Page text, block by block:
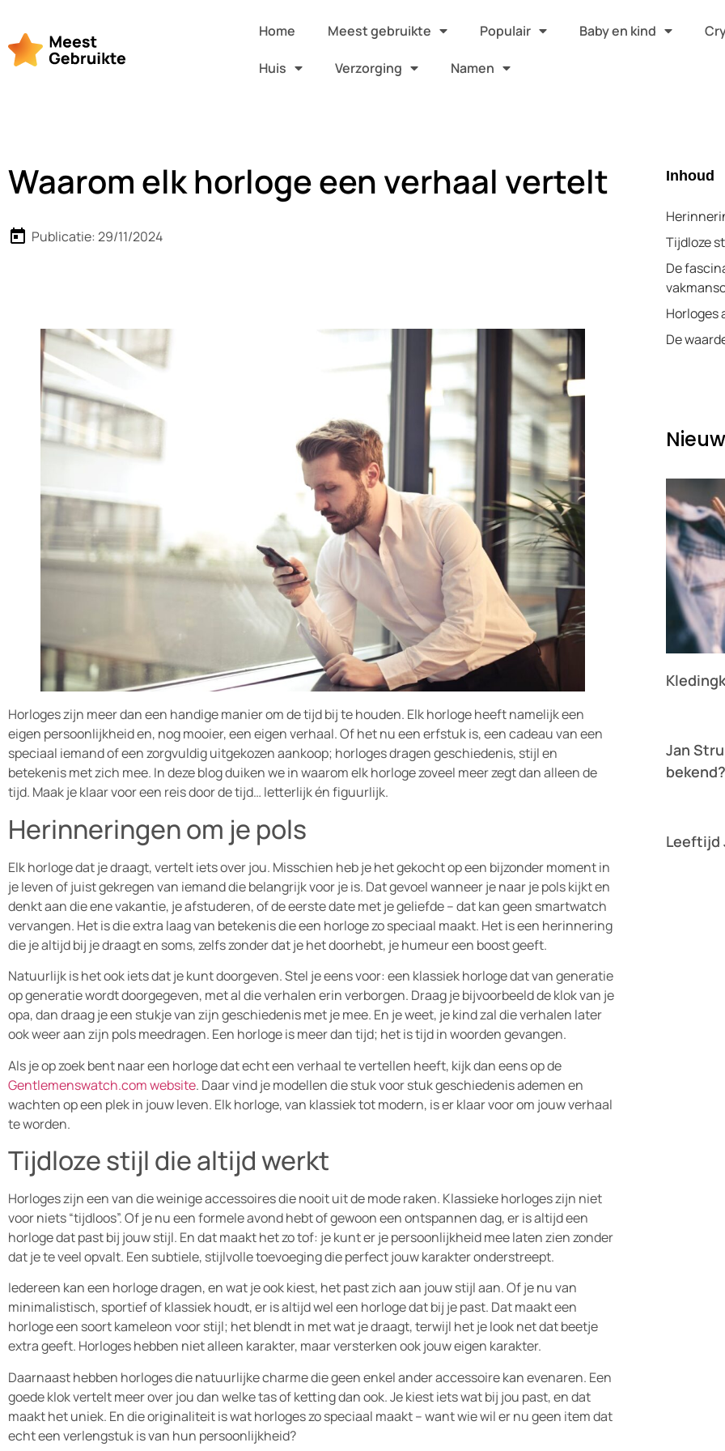
Home Meest gebruikte Populair Baby en kind
Huis Verzorging Namen
Waarom elk horloge een verhaal vertelt
Publicatie: 29/11/2024
Horloges zijn meer dan een handige manier om de tijd bij te houden. Elk horloge heeft namelijk een
eigen persoonlijkheid en, nog mooier, een eigen verhaal. Of het nu een erfstuk is, een cadeau van een
speciaal iemand of een zorgvuldig uitgekozen aankoop; horloges dragen geschiedenis, stijl en
betekenis met zich mee. In deze blog duiken we in waarom elk horloge zoveel meer zegt dan alleen de
tijd. Maak je klaar voor een reis door de tijd… letterlijk én figuurlijk.
Herinneringen om je pols
Elk horloge dat je draagt, vertelt iets over jou. Misschien heb je het gekocht op een bijzonder moment in
je leven of juist gekregen van iemand die belangrijk voor je is. Dat gevoel wanneer je naar je pols kijkt en
denkt aan die ene vakantie, je afstuderen, of de eerste date met je geliefde – dat kan geen smartwatch
vervangen. Het is die extra laag van betekenis die een horloge zo speciaal maakt. Het is een herinnering
die je altijd bij je draagt en soms, zelfs zonder dat je het doorhebt, je humeur een boost geeft.
Natuurlijk is het ook iets dat je kunt doorgeven. Stel je eens voor: een klassiek horloge dat van generatie
op generatie wordt doorgegeven, met al die verhalen erin verborgen. Draag je bijvoorbeeld de klok van je
opa, dan draag je een stukje van zijn geschiedenis met je mee. En je weet, je kind zal die verhalen later
ook weer aan zijn pols meedragen. Een horloge is meer dan tijd; het is tijd in woorden gevangen.
Als je op zoek bent naar een horloge dat echt een verhaal te vertellen heeft, kijk dan eens op de
Gentlemenswatch.com website. Daar vind je modellen die stuk voor stuk geschiedenis ademen en
wachten op een plek in jouw leven. Elk horloge, van klassiek tot modern, is er klaar voor om jouw verhaal
te worden.
Tijdloze stijl die altijd werkt
Horloges zijn een van die weinige accessoires die nooit uit de mode raken. Klassieke horloges zijn niet
voor niets “tijdloos”. Of je nu een formele avond hebt of gewoon een ontspannen dag, er is altijd een
horloge dat past bij jouw stijl. En dat maakt het zo tof: je kunt er je persoonlijkheid mee laten zien zonder
dat je te veel opvalt. Een subtiele, stijlvolle toevoeging die perfect jouw karakter onderstreept.
Iedereen kan een horloge dragen, en wat je ook kiest, het past zich aan jouw stijl aan. Of je nu van
minimalistisch, sportief of klassiek houdt, er is altijd wel een horloge dat bij je past. Dat maakt een
horloge een soort kameleon voor stijl; het blendt in met wat je draagt, terwijl het je look net dat beetje
extra geeft. Horloges hebben niet alleen karakter, maar versterken ook jouw eigen karakter.
Daarnaast hebben horloges die natuurlijke charme die geen enkel ander accessoire kan evenaren. Een
goede klok vertelt meer over jou dan welke tas of ketting dan ook. Je kiest iets wat bij jou past, en dat
maakt het uniek. En die originaliteit is wat horloges zo speciaal maakt – want wie wil er nu geen item dat
echt een verlengstuk is van hun persoonlijkheid?
Inhoud
Tijdloze
De
Horloges
De
Jan
Leeftijd